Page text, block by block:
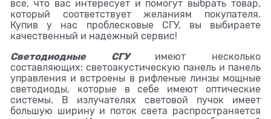
все, что вас интересует и помогут выбрать товар,
который соответствует желаниям покупателя.
Купив у нас проблесковые СГУ, вы выбираете
качественный и надежный сервис!
Светодиодные СГУимеют несколько
составляющих: светоакустическую панель и панель
управления и встроены в рифленые линзы мощные
светодиоды, которые в себе имеют оптические
системы. В излучателях световой пучок имеет
большую ширину и поток света распространяется